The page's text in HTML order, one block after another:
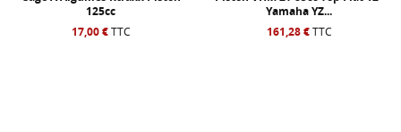
125cc
17,00 €TTC
Yamaha YZ...
161,28 €TTC